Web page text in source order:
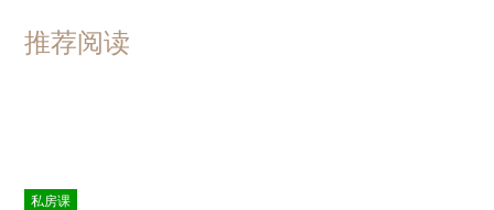
推荐阅读
私房课